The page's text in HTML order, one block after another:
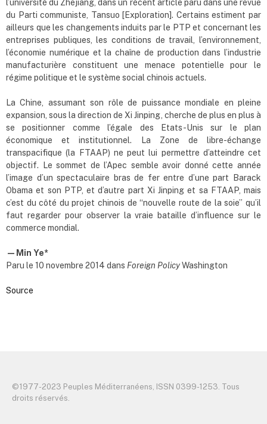
l’université du Zhejiang, dans un récent article paru dans une revue
du Parti communiste, Tansuo [Exploration]. Certains estiment par
ailleurs que les changements induits par le PTP et concernant les
entreprises publiques, les conditions de travail, l’environnement,
l’économie numérique et la chaîne de production dans l’industrie
manufacturière constituent une menace potentielle pour le
régime politique et le système social chinois actuels.
La Chine, assumant son rôle de puissance mondiale en pleine
expansion, sous la direction de Xi Jinping, cherche de plus en plus à
se positionner comme l’égale des Etats-Unis sur le plan
économique et institutionnel. La Zone de libre-échange
transpacifique (la FTAAP) ne peut lui permettre d’atteindre cet
objectif. Le sommet de l’Apec semble avoir donné cette année
l’image d’un spectaculaire bras de fer entre d’une part Barack
Obama et son PTP, et d’autre part Xi Jinping et sa FTAAP, mais
c’est du côté du projet chinois de “nouvelle route de la soie” qu’il
faut regarder pour observer la vraie bataille d’influence sur le
commerce mondial.
—Min Ye*
Paru le 10 novembre 2014 dans Foreign PolicyWashington
Source
©️1977-2023 Peuples Méditerranéens, ISSN 0399-1253. Tous
droits réservés.